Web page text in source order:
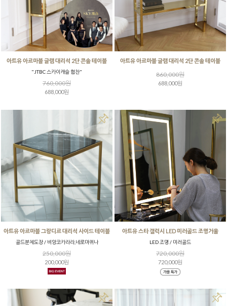
아트유 아르마블 글램 대리석 2단 콘솔 테이블
"JTBC 스카이캐슬 협찬"
760,000원
688,000원
아트유 아르마블 글램 대리석 2단 콘솔 테이블
860,000원
688,000원
아트유 아르마블 그랑디르 대리석 사이드 테이블
골드분체도장 / 비앙코카라라,네로마퀴나
250,000원
200,000원
아트유 스타 갤럭시 LED 미러골드 조명거울
LED 조명 / 미러골드
720,000원
720,000원